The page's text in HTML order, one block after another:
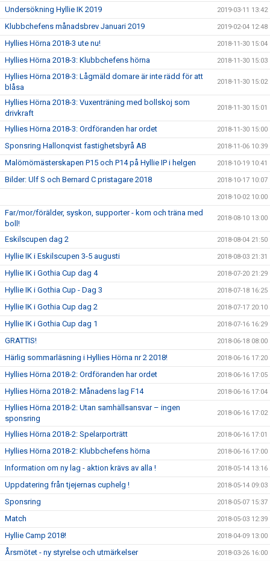
Undersökning Hyllie IK 2019 2019-03-11 13:42
Klubbchefens månadsbrev Januari 2019 2019-02-04 12:48
Hyllies Hörna 2018-3 ute nu! 2018-11-30 15:04
Hyllies Hörna 2018-3: Klubbchefens hörna 2018-11-30 15:03
Hyllies Hörna 2018-3: Lågmäld domare är inte rädd för att
blåsa
2018-11-30 15:02
Hyllies Hörna 2018-3: Vuxenträning med bollskoj som
drivkraft
2018-11-30 15:01
Hyllies Hörna 2018-3: Ordföranden har ordet 2018-11-30 15:00
Sponsring Hallonqvist fastighetsbyrå AB 2018-11-06 10:39
Malömömästerskapen P15 och P14 på Hyllie IP i helgen 2018-10-19 10:41
Bilder: Ulf S och Bernard C pristagare 2018 2018-10-17 10:07
2018-10-02 10:00
Far/mor/förälder, syskon, supporter - kom och träna med
boll!
2018-08-10 13:00
Eskilscupen dag 2 2018-08-04 21:50
Hyllie IK i Eskilscupen 3-5 augusti 2018-08-03 21:31
Hyllie IK i Gothia Cup dag 4 2018-07-20 21:29
Hyllie IK i Gothia Cup - Dag 3 2018-07-18 16:25
Hyllie IK i Gothia Cup dag 2 2018-07-17 20:10
Hyllie IK i Gothia Cup dag 1 2018-07-16 16:29
GRATTIS! 2018-06-18 08:00
Härlig sommarläsning i Hyllies Hörna nr 2 2018! 2018-06-16 17:20
Hyllies Hörna 2018-2: Ordföranden har ordet 2018-06-16 17:05
Hyllies Hörna 2018-2: Månadens lag F14 2018-06-16 17:04
Hyllies Hörna 2018-2: Utan samhällsansvar – ingen
sponsring
2018-06-16 17:02
Hyllies Hörna 2018-2: Spelarporträtt 2018-06-16 17:01
Hyllies Hörna 2018-2: Klubbchefens hörna 2018-06-16 17:00
Information om ny lag - aktion krävs av alla ! 2018-05-14 13:16
Uppdatering från tjejernas cuphelg ! 2018-05-14 09:03
Sponsring 2018-05-07 15:37
Match 2018-05-03 12:39
Hyllie Camp 2018! 2018-04-09 13:00
Årsmötet - ny styrelse och utmärkelser 2018-03-26 16:00